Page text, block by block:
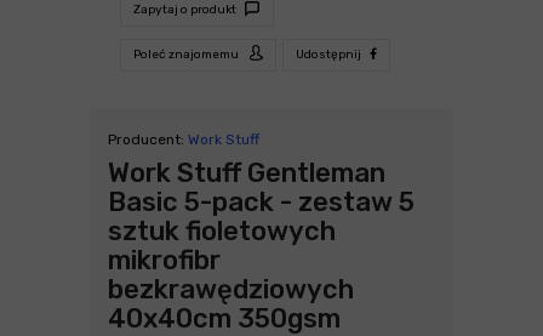
Zapytaj o produkt
Poleć znajomemu Udostępnij
Producent: Work Stuff
Work Stuff Gentleman
Basic 5-pack - zestaw 5
sztuk fioletowych
mikrofibr
bezkrawędziowych
40x40cm 350gsm